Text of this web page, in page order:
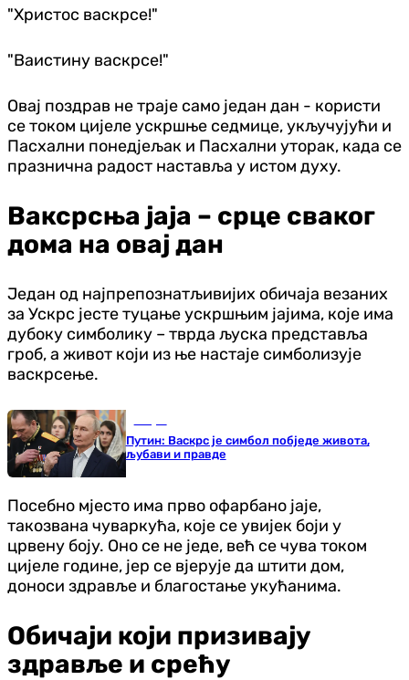
"Христос васкрсе!"
"Ваистину васкрсе!"
Овај поздрав не траје само један дан - користи
се током цијеле ускршње седмице, укључујући и
Пасхални понедјељак и Пасхални уторак, када се
празнична радост наставља у истом духу.
Ваксрсња јаја – срце сваког
дома на овај дан
Један од најпрепознатљивијих обичаја везаних
за Ускрс јесте туцање ускршњим јајима, које има
дубоку симболику – тврда љуска представља
гроб, а живот који из ње настаје симболизује
васкрсење.
Путин: Васкрс је симбол побједе живота,
љубави и правде
Посебно мјесто има прво офарбано јаје,
такозвана чуваркућа, које се увијек боји у
црвену боју. Оно се не једе, већ се чува током
цијеле године, јер се вјерује да штити дом,
доноси здравље и благостање укућанима.
Обичаји који призивају
здравље и срећу